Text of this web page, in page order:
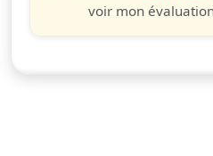
voir mon